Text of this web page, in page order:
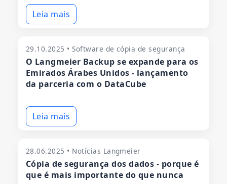
Leia mais
29.10.2025 • Software de cópia de segurança
O Langmeier Backup se expande para os
Emirados Árabes Unidos - lançamento
da parceria com o DataCube
Leia mais
28.06.2025 • Notícias Langmeier
Cópia de segurança dos dados - porque é
que é mais importante do que nunca